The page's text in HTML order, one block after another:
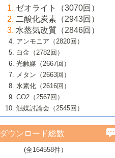
大学：オンライン・対面開催）
6号 メタン転換技術の最新動向
B号 第125回触媒討論会（2020年・工学
院大学）
5号 固体触媒による含窒素有機化合物変
換の最前線
6号 貴金属使用量低減に向けた自動車排
ガス浄化触媒の開発
B号 第123回触媒討論会（2019年・大阪
B号 第121回触媒討論会（2018年・東京
大学）
5号 水素のふるまいを解き明かす最先端
研究
6号 低級アルカンの有効利用のための触
媒技術
B号 第119回触媒討論会（2017年・首都
大学東京）
媒技術
3号 触媒研究の最先端～とびたて若き研究
者たち～（1）
4号 触媒研究の最先端～とびたて若き研究
者たち～（2）
5号 触媒研究の最先端～とびたて若き研究
者たち～（3）
6号 イオニクス材料と燃料電池・電解合成
の最新の研究動向
B号 第117回触媒討論会（2016年・大阪府
立大学）
2号 石油精製用触媒の最近の進展
3号 固体酸化物形燃料電池（SOFC）におけ
るアノード触媒上での燃料直接改質技術
4号 コアシェル構造の制御による触媒機能
5号 工業触媒およびその周辺技術の最近の
進歩
6号 ナノシート
B号 第115回触媒討論会（2015年・成蹊大
2号 光触媒反応機構に関する最新の研究動
向
開発動向
4号 人工光合成に向けた近年のアプローチ
5号 未利用熱エネルギーの有効活用に貢献
する触媒技術
6号 ポリオキソメタレート
B号 第113回触媒討論会（2014年・ロワジ
ールホテル豊橋）
1号 高耐久性燃料電池システム用触媒にお
ける新展開
2号 リビングラジカル重合の最近の動向
3号 天然ガスの化学工業的展開に関する触
媒技術
4号 貴金属触媒の精密構造制御とその活用
5号 バイオマス化成品製造のための固体触
6号 ナノ空間─吸着状態解析から新機能開拓
B号 第111回触媒討論会（2013年・関西大
▼54巻（2012年）
1号 規則性多孔体の利用技術における最近
の進歩
2号 第109回触媒討論会
3号 貴金属低減技術の最新動向
4号 貴金属代替技術の最新動向
5号 光触媒による物質変換反応の新展開
6号 グラフェン
7号 水素を利用する化成品合成の新潮流
▼53巻（2011年）
1号 金属学から見る合金触媒の新展開
2号 第107回触媒討論会
3号 触媒のその場観察法の進歩（１）
4号 触媒のその場観察法の進歩（２）
5号 不活性結合の触媒的活性化による有機
合成
6号 新しい固体酸触媒技術
7号 ゼオライト合成における最近の進歩
▼52巻（2010年）
1号 触媒の劣化対策と長寿命触媒開発
2号 第105回触媒討論会
3号 ナノ構造が拓く新機能
4号 活性サイトおよびその環境の精密な設
計による触媒の高機能化
5号 触媒を有効に使うための技術
7号 有機分子触媒による精密有機合成
1号 炭素材料－熱い注目を集める材料－
2号 第103回触媒討論会
3号 環境浄化用光触媒の現状と課題
4号 水素社会の実現に向けた水素製造・貯
蔵技術の進歩
5号 CO2が関わる触媒・材料
▼50巻（2008年）
1号 触媒化学と学会のこの10年，半世紀，
そして未来
2号 第101回触媒討論会
4号 錯体を利用したユニークな表面構造の
構築と機能
▼49巻（2007年）
1号 含フッ素化合物の合成と触媒
2号 第99回触媒討論会
3号 実用的ファインケミカル合成プロセス
を実現する触媒
▼48巻（2006年）
1号 固体酸触媒の最近の進歩
2号 第97回触媒討論会
3号 リビング重合触媒の最近の展開
1号 最近の触媒担体とその効果
2号 第95回触媒討論会
▼46巻（2004年）
1号 部分酸化反応触媒の最前線
▼45巻（2003年）
ゼオライト（3070回）
二酸化炭素（2943回）
水蒸気改質（2846回）
アンモニア（2820回）
白金（2782回）
光触媒（2667回）
メタン（2663回）
水素化（2616回）
CO2（2567回）
触媒討論会（2545回）
ダウンロード総数
(全164558件）